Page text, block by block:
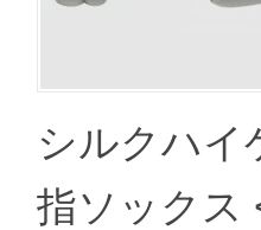
シルクハイ
指ソックス